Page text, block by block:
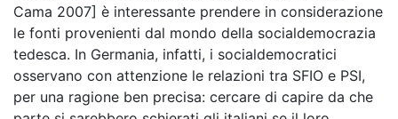
Cama 2007] è interessante prendere in considerazione
le fonti provenienti dal mondo della socialdemocrazia
tedesca. In Germania, infatti, i socialdemocratici
osservano con attenzione le relazioni tra SFIO e PSI,
per una ragione ben precisa: cercare di capire da che